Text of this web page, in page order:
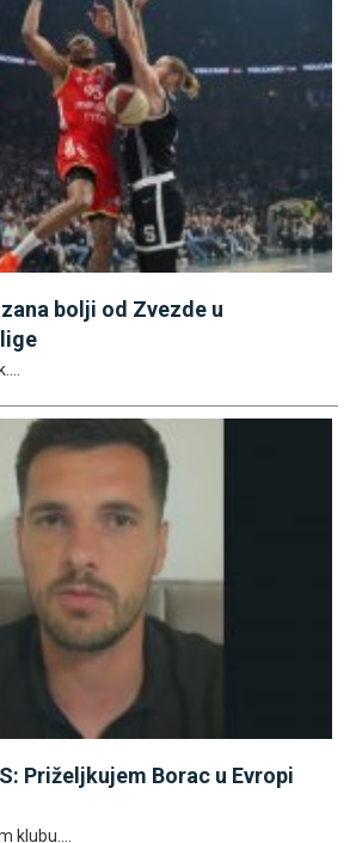
bolji od Zvezde u
Priželjkujem Borac u Evropi
klubu....